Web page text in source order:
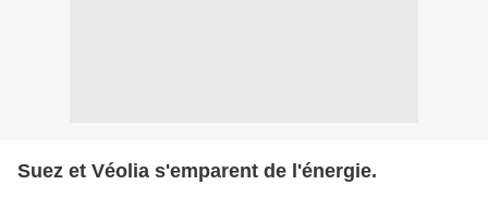
Suez et Véolia s'emparent de l'énergie.